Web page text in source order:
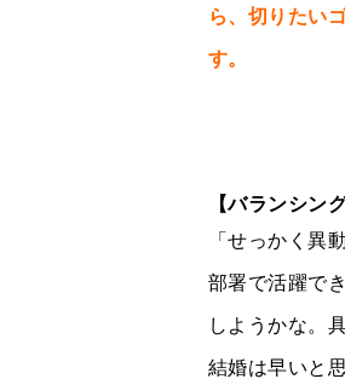
ら、切りたい
す。
【バランシン
「せっかく異
部署で活躍で
しようかな。
結婚は早いと